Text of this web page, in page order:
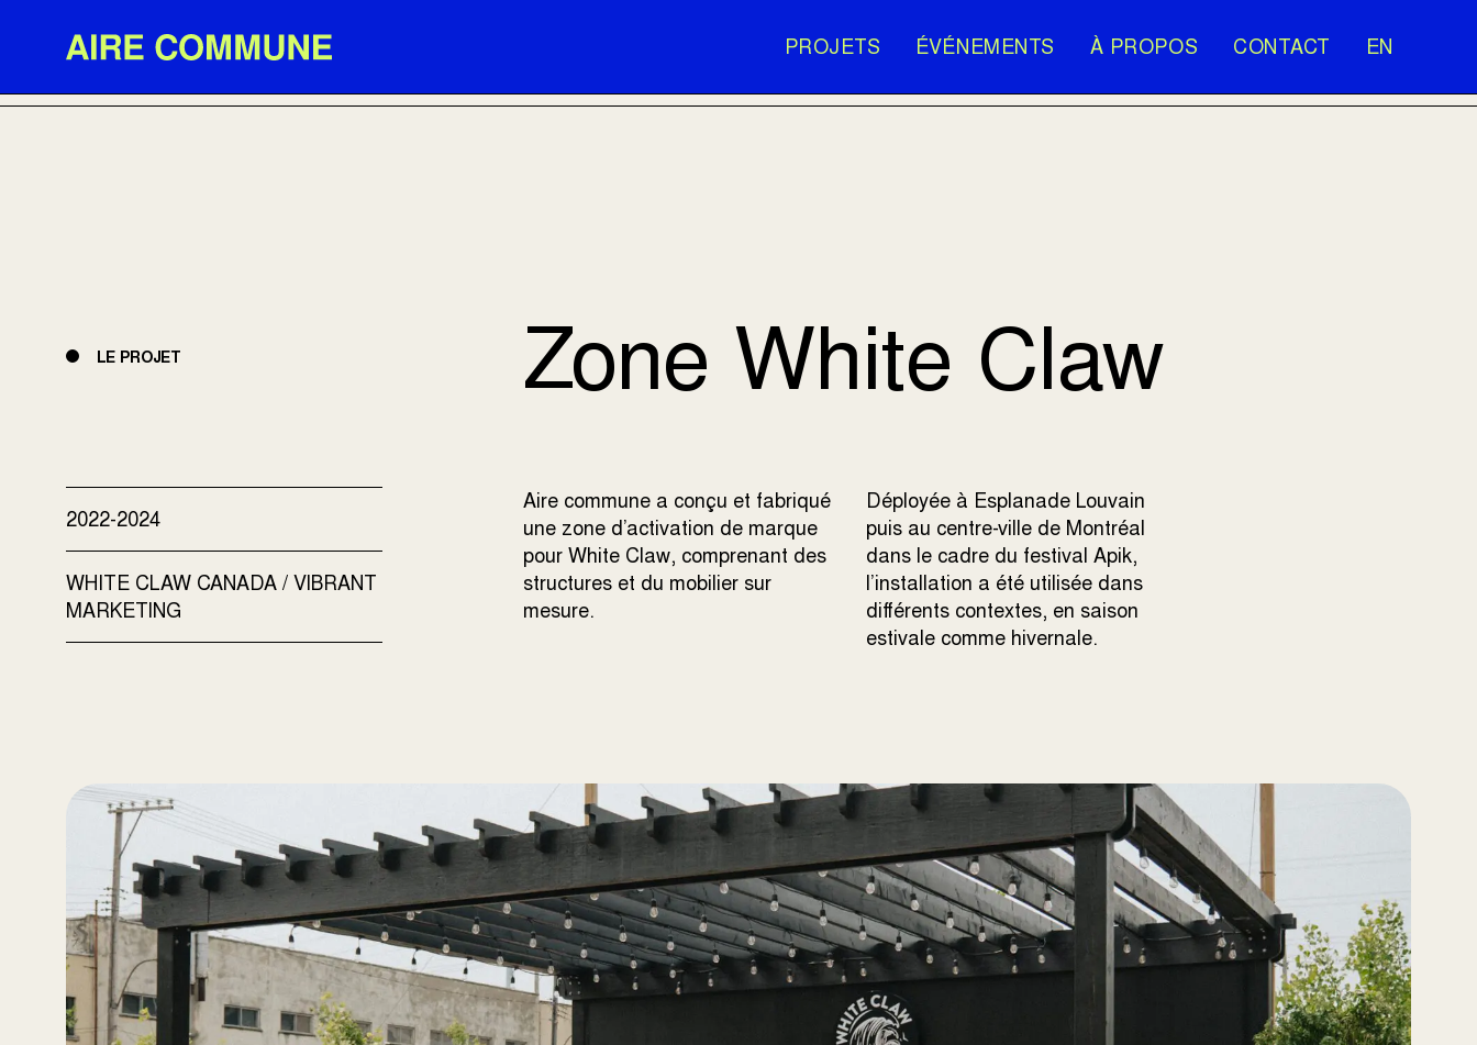
Aire Commune PROJETS ÉVÉNEMENTS À PROPOS CONTACT EN
RETOUR AUX RÉALISATIONS
LE PROJET Zone White Claw
2022-2024
WHITE CLAW CANADA / VIBRANT
MARKETING
Aire commune a conçu et fabriqué
une zone d’activation de marque
pour White Claw, comprenant des
structures et du mobilier sur
mesure.
Déployée à Esplanade Louvain
puis au centre-ville de Montréal
dans le cadre du festival Apik,
l’installation a été utilisée dans
différents contextes, en saison
estivale comme hivernale.